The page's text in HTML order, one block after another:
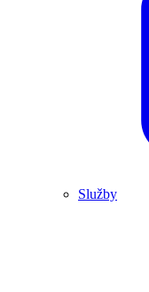
Služby